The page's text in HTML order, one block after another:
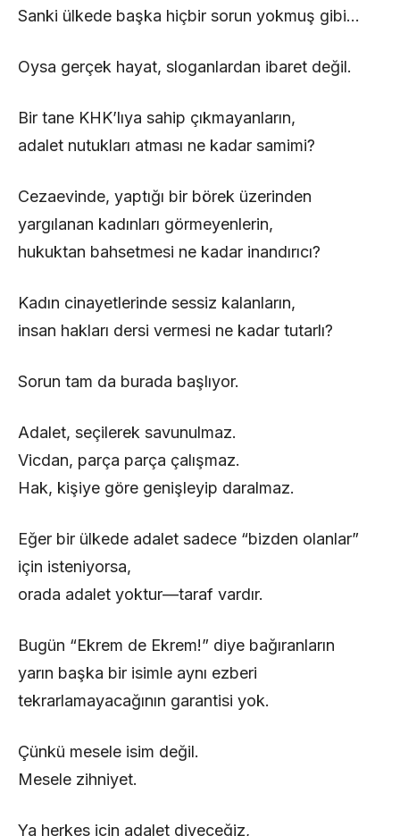
Sanki ülkede başka hiçbir sorun yokmuş gibi…
Oysa gerçek hayat, sloganlardan ibaret değil.
Bir tane KHK’lıya sahip çıkmayanların,
adalet nutukları atması ne kadar samimi?
Cezaevinde, yaptığı bir börek üzerinden
yargılanan kadınları görmeyenlerin,
hukuktan bahsetmesi ne kadar inandırıcı?
Kadın cinayetlerinde sessiz kalanların,
insan hakları dersi vermesi ne kadar tutarlı?
Sorun tam da burada başlıyor.
Adalet, seçilerek savunulmaz.
Vicdan, parça parça çalışmaz.
Hak, kişiye göre genişleyip daralmaz.
Eğer bir ülkede adalet sadece “bizden olanlar”
için isteniyorsa,
orada adalet yoktur—taraf vardır.
Bugün “Ekrem de Ekrem!” diye bağıranların
yarın başka bir isimle aynı ezberi
tekrarlamayacağının garantisi yok.
Çünkü mesele isim değil.
Mesele zihniyet.
Ya herkes için adalet diyeceğiz,